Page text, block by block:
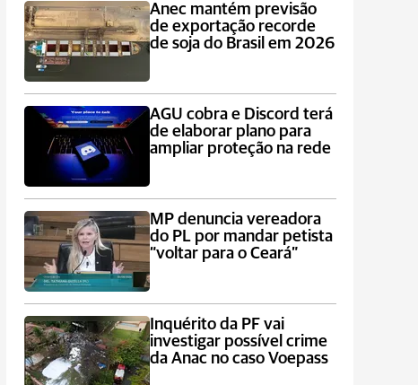
Anec mantém previsão
de exportação recorde
de soja do Brasil em 2026
AGU cobra e Discord terá
de elaborar plano para
ampliar proteção na rede
MP denuncia vereadora
do PL por mandar petista
“voltar para o Ceará”
Inquérito da PF vai
investigar possível crime
da Anac no caso Voepass